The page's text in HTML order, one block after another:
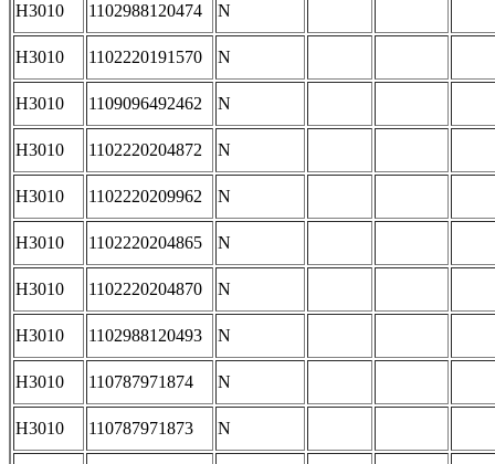
H3010 1102988120474 N
H3010 1102220191570 N
H3010 1109096492462 N
H3010 1102220204872 N
H3010 1102220209962 N
H3010 1102220204865 N
H3010 1102220204870 N
H3010 1102988120493 N
H3010 110787971874 N
H3010 110787971873 N